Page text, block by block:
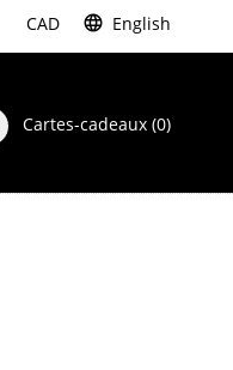
CAD language English
Cartes-cadeaux (0)